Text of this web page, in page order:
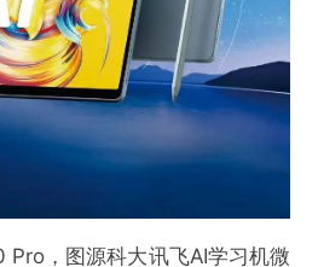
Pro，图源科大讯飞AI学习机微